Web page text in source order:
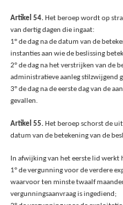
Artikel 54. Het beroep wordt op
van dertig dagen die ingaat:
1° de dag na de datum van de
instanties aan wie de beslissing
2° de dag na het verstrijken van de
administratieve aanleg stilzwijgend
3° de dag na de eerste dag van de
gevallen.
Artikel 55. Het beroep schorst de
datum van de betekening van de
In afwijking van het eerste lid werkt
1° de vergunning voor de verdere
waarvoor ten minste twaalf
vergunningsaanvraag is ingediend;